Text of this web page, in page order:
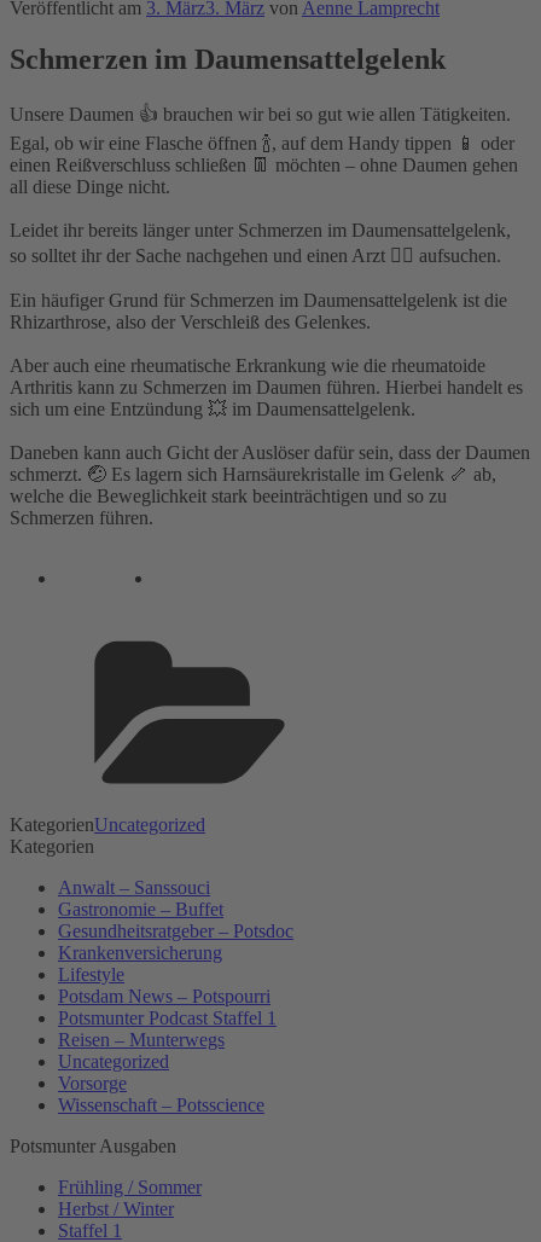
Veröffentlicht am 3. März3. März von Aenne Lamprecht
Schmerzen im Daumensattelgelenk
Unsere Daumen 👍 brauchen wir bei so gut wie allen Tätigkeiten.
Egal, ob wir eine Flasche öffnen 🍾, auf dem Handy tippen 📱 oder
einen Reißverschluss schließen 👖 möchten – ohne Daumen gehen
all diese Dinge nicht.⁣
Leidet ihr bereits länger unter Schmerzen im Daumensattelgelenk,
so solltet ihr der Sache nachgehen und einen Arzt 👨‍⚕️ aufsuchen.⁣
Ein häufiger Grund für Schmerzen im Daumensattelgelenk ist die
Rhizarthrose, also der Verschleiß des Gelenkes.⁣
Aber auch eine rheumatische Erkrankung wie die rheumatoide
Arthritis kann zu Schmerzen im Daumen führen. Hierbei handelt es
sich um eine Entzündung 💥 im Daumensattelgelenk.⁣
Daneben kann auch Gicht der Auslöser dafür sein, dass der Daumen
schmerzt. 🤕 Es lagern sich Harnsäurekristalle im Gelenk 🦴 ab,
welche die Beweglichkeit stark beeinträchtigen und so zu
Schmerzen führen.
KategorienUncategorized
Kategorien
Anwalt – Sanssouci
Gastronomie – Buffet
Gesundheitsratgeber – Potsdoc
Krankenversicherung
Lifestyle
Potsdam News – Potspourri
Potsmunter Podcast Staffel 1
Reisen – Munterwegs
Uncategorized
Vorsorge
Wissenschaft – Potsscience
Potsmunter Ausgaben
Frühling / Sommer
Herbst / Winter
Staffel 1